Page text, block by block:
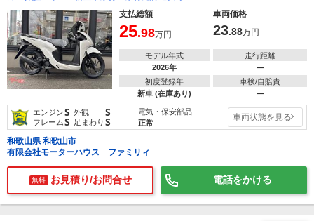
支払総額
車両価格
25.98万円 23.88万円
モデル年式
2026年
走行距離
―
初度登録年
新車 (在庫あり)
車検/自賠責
―
エンジンS 外観 S
フレームS 足まわり S
電気・保安部品
正常
車両状態を見る
和歌山県 和歌山市
有限会社モーターハウス ファミリィ
無料 お見積り/お問合せ 電話をかける